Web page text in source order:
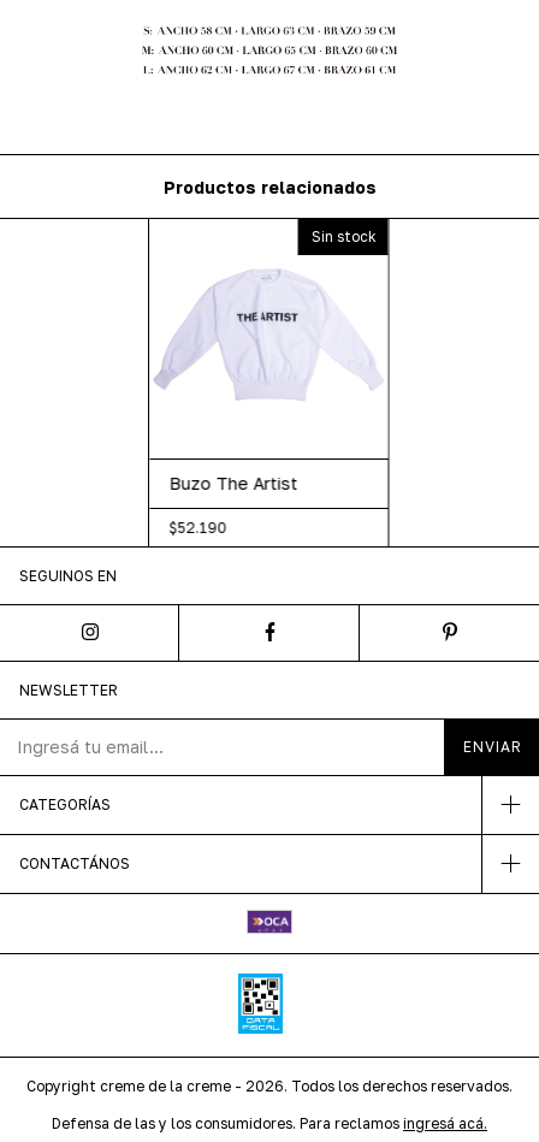
Productos relacionados
Sin stock
Buzo The Artist
$52.190
SEGUINOS EN
NEWSLETTER
CATEGORÍAS
CONTACTÁNOS
Copyright creme de la creme - 2026. Todos los derechos reservados.
Defensa de las y los consumidores. Para reclamos ingresá acá.